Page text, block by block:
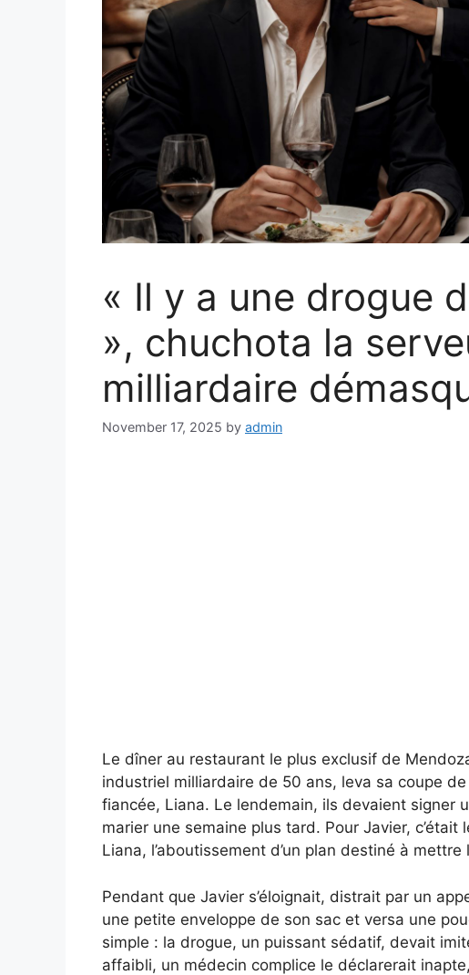
« Il y a une drogue
», chuchota la
milliardaire
November 17, 2025 by admin
Le dîner au restaurant le plus exclusif de
industriel milliardaire de 50 ans, leva sa coupe
fiancée, Liana. Le lendemain, ils devaient signer
marier une semaine plus tard. Pour Javier, c’était
Liana, l’aboutissement d’un plan destiné à
Pendant que Javier s’éloignait, distrait par un
une petite enveloppe de son sac et versa une
simple : la drogue, un puissant sédatif, devait
affaibli, un médecin complice le déclarerait